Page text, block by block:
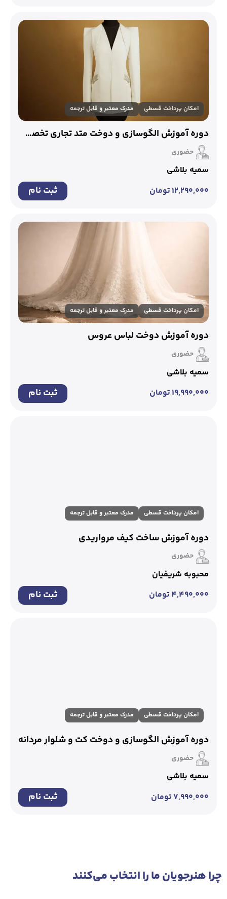
امکان پرداخت قسطی مدرک معتبر و قابل ترجمه
دوره آموزش الگوسازی و دوخت متد تجاری تخصصی
حضوری
سمیه بلاشی
۱۲,۲۹۰,۰۰۰ تومان ثبت نام
امکان پرداخت قسطی مدرک معتبر و قابل ترجمه
دوره آموزش دوخت لباس عروس
حضوری
سمیه بلاشی
۱۹,۹۹۰,۰۰۰ تومان ثبت نام
امکان پرداخت قسطی مدرک معتبر و قابل ترجمه
دوره آموزش ساخت کیف مرواریدی
حضوری
محبوبه شریفیان
۴,۴۹۰,۰۰۰ تومان ثبت نام
امکان پرداخت قسطی مدرک معتبر و قابل ترجمه
دوره آموزش الگوسازی و دوخت کت و شلوار مردانه
حضوری
سمیه بلاشی
۷,۹۹۰,۰۰۰تومان ثبت نام
چرا هنرجویان ‌ما ‌را‌ انتخاب‌ می‌کنند